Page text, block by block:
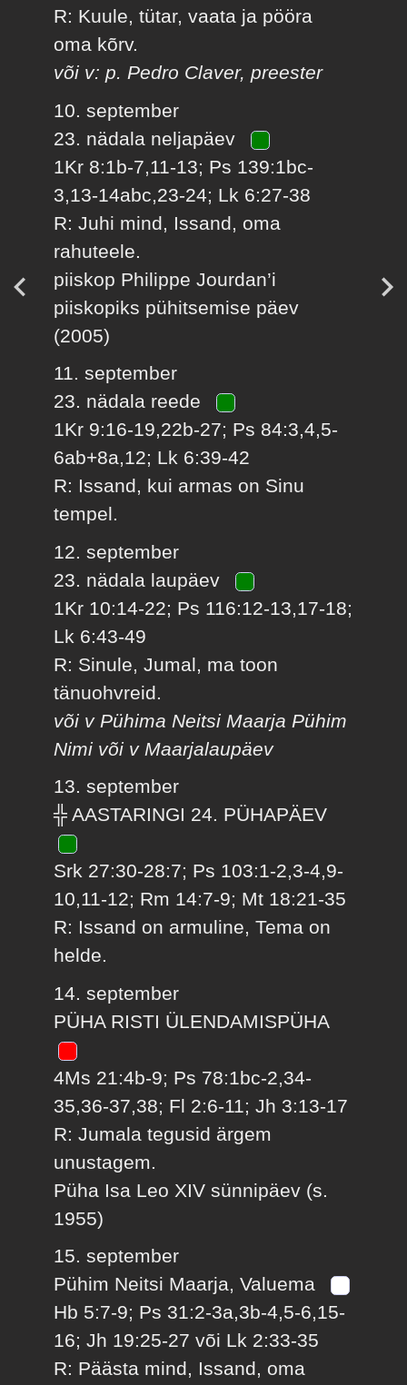
R: Kuule, tütar, vaata ja pööra
oma kõrv.
või v: p. Pedro Claver, preester
10. september
23. nädala neljapäev
1Kr 8:1b-7,11-13; Ps 139:1bc-
3,13-14abc,23-24; Lk 6:27-38
R: Juhi mind, Issand, oma
rahuteele.
piiskop Philippe Jourdan’i
piiskopiks pühitsemise päev
(2005)
11. september
23. nädala reede
1Kr 9:16-19,22b-27; Ps 84:3,4,5-
6ab+8a,12; Lk 6:39-42
R: Issand, kui armas on Sinu
tempel.
12. september
23. nädala laupäev
1Kr 10:14-22; Ps 116:12-13,17-18;
Lk 6:43-49
R: Sinule, Jumal, ma toon
tänuohvreid.
või v Pühima Neitsi Maarja Pühim
Nimi või v Maarjalaupäev
13. september
╬ AASTARINGI 24. PÜHAPÄEV
Srk 27:30-28:7; Ps 103:1-2,3-4,9-
10,11-12; Rm 14:7-9; Mt 18:21-35
R: Issand on armuline, Tema on
helde.
14. september
PÜHA RISTI ÜLENDAMISPÜHA
4Ms 21:4b-9; Ps 78:1bc-2,34-
35,36-37,38; Fl 2:6-11; Jh 3:13-17
R: Jumala tegusid ärgem
unustagem.
Püha Isa Leo XIV sünnipäev (s.
1955)
15. september
Pühim Neitsi Maarja, Valuema
Hb 5:7-9; Ps 31:2-3a,3b-4,5-6,15-
16; Jh 19:25-27 või Lk 2:33-35
R: Päästa mind, Issand, oma